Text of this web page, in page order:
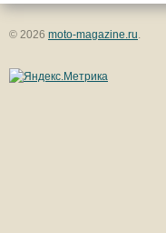
© 2026 moto-magazine.ru